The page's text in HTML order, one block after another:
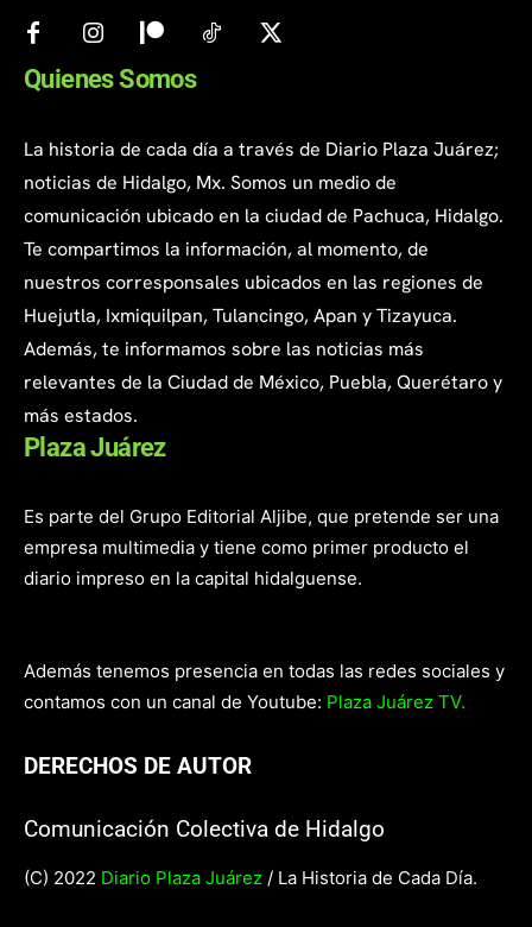
Quienes Somos
La historia de cada día a través de Diario Plaza Juárez;
noticias de Hidalgo, Mx. Somos un medio de
comunicación ubicado en la ciudad de Pachuca, Hidalgo.
Te compartimos la información, al momento, de
nuestros corresponsales ubicados en las regiones de
Huejutla, Ixmiquilpan, Tulancingo, Apan y Tizayuca.
Además, te informamos sobre las noticias más
relevantes de la Ciudad de México, Puebla, Querétaro y
más estados.
Plaza Juárez
Es parte del Grupo Editorial Aljibe, que pretende ser una
empresa multimedia y tiene como primer producto el
diario impreso en la capital hidalguense.
Además tenemos presencia en todas las redes sociales y
contamos con un canal de Youtube: Plaza Juárez TV.
DERECHOS DE AUTOR
Comunicación Colectiva de Hidalgo
(C) 2022 Diario Plaza Juárez / La Historia de Cada Día.